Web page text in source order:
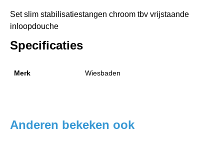
Set slim stabilisatiestangen chroom tbv vrijstaande
inloopdouche
Specificaties
Merk Wiesbaden
Anderen bekeken ook